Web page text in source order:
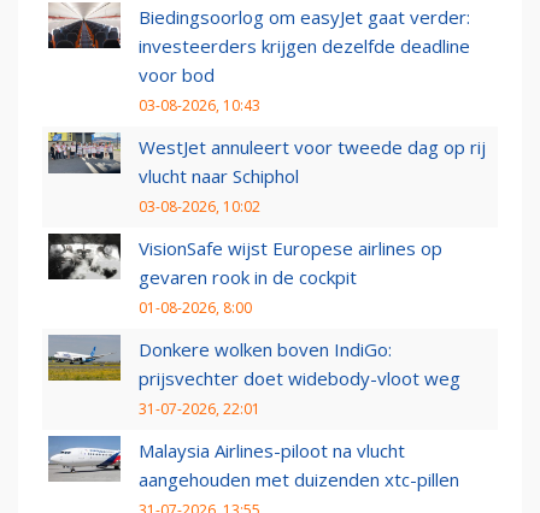
Biedingsoorlog om easyJet gaat verder:
investeerders krijgen dezelfde deadline
voor bod
03-08-2026, 10:43
WestJet annuleert voor tweede dag op rij
vlucht naar Schiphol
03-08-2026, 10:02
VisionSafe wijst Europese airlines op
gevaren rook in de cockpit
01-08-2026, 8:00
Donkere wolken boven IndiGo:
prijsvechter doet widebody-vloot weg
31-07-2026, 22:01
Malaysia Airlines-piloot na vlucht
aangehouden met duizenden xtc-pillen